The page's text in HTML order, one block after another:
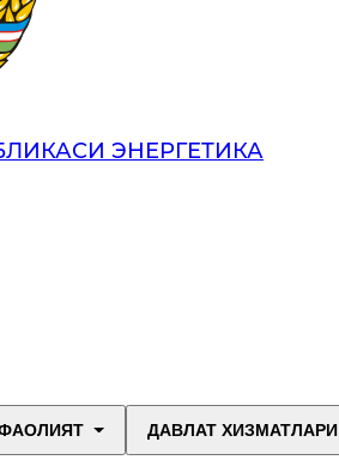
ЭНЕРГЕТИКА
ДАВЛАТ ХИЗМАТЛАРИ